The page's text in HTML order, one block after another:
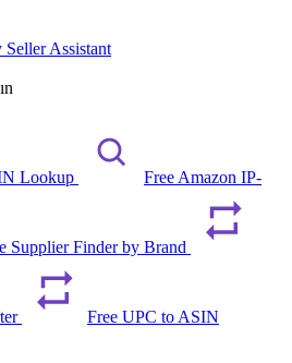
Assistant
Lookup Free Amazon IP-
Supplier Finder by Brand
Free UPC to ASIN